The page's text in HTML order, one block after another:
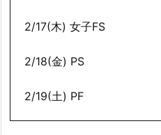
2/17(木) 女子FS
2/18(金) PS
2/19(土) PF